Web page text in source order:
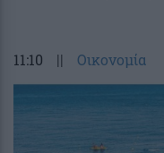
11:10 || Οικονομία